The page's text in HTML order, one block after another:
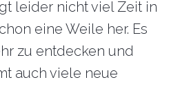
leider nicht viel Zeit in
eine Weile her. Es
zu entdecken und
auch viele neue